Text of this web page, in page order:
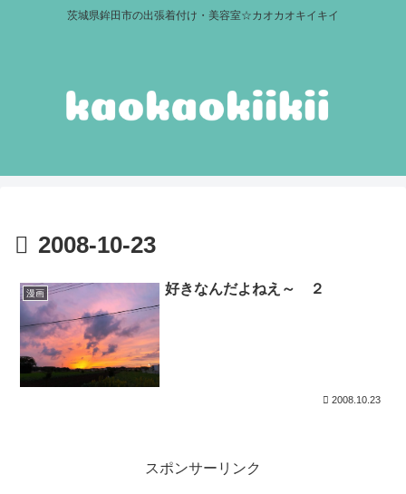
茨城県鉾田市の出張着付け・美容室☆カオカオキイキイ
2008-10-23
漫画 好きなんだよねえ～ ２
2008.10.23
スポンサーリンク